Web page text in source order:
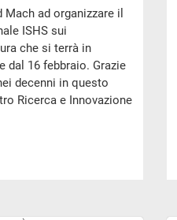
Mach ad organizzare il
ISHS sui
che si terrà in
dal 16 febbraio. Grazie
decenni in questo
Ricerca e Innovazione